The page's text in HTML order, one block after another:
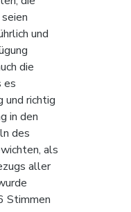
und
die
es
richtig
in den
des
als
aller
Stimmen